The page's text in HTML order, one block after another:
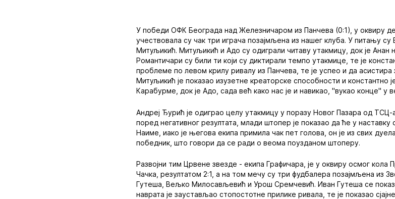
У победи ОФК Београда над Железничаром из Панчева (0:1), у оквиру
учествовала су чак три играча позајмљена из нашег клуба. У питању
Митуљикић. Митуљикић и Адо су одиграли читаву утакмицу, док је
Романтичари су били ти који су диктирали темпо утакмице, те је
проблеме по левом крилу ривалу из Панчева, те је успео и да
Митуљикић је показао изузетне креаторске способности и константно
Карабурме, док је Адо, сада већ како нас је и навикао, "вукао конце" у
Андреј Ђурић је одиграо целу утакмицу у поразу Новог Пазара од
поред негативног резултата, млади штопер је показао да ће у
Наиме, иако је његова екипа примила чак пет голова, он је из свих
победник, што говори да се ради о веома поузданом штоперу.
Развојни тим Црвене звезде - екипа Графичара, је у оквиру осмог
Чачка, резултатом 2:1, а на том мечу су три фудбалера позајмљена из
Гутеша, Вељко Милосављевић и Урош Сремчевић. Иван Гутеша се
наврата је заустављао стопостотне прилике ривала, те је показао